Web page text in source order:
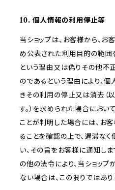
10. 個人情報の利用停止等
当ショップは、お客様から、お
め公表された利用目的の範囲
という理由又は偽りその他不
のであるという理由により、
きその利用の停止又は消去（
す。）を求められた場合におい
ことが判明した場合には、お
ることを確認の上で、遅滞な
い、その旨をお客様に通知し
の他の法令により、当ショッ
ない場合は、この限りではあり